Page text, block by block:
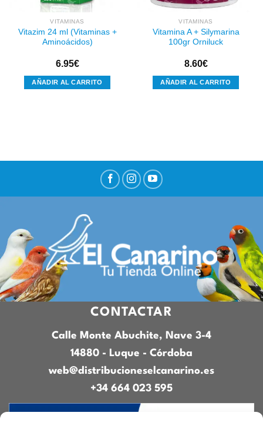
VITAMINAS
Vitazim 24 ml (Vitaminas +
Aminoácidos)
6.95€
AÑADIR AL CARRITO
VITAMINAS
Vitamina A + Silymarina
100gr Orniluck
8.60€
AÑADIR AL CARRITO
CONTACTAR
Calle Monte Abuchite, Nave 3-4
14880 - Luque - Córdoba
web@distribucioneselcanarino.es
+34 664 023 595